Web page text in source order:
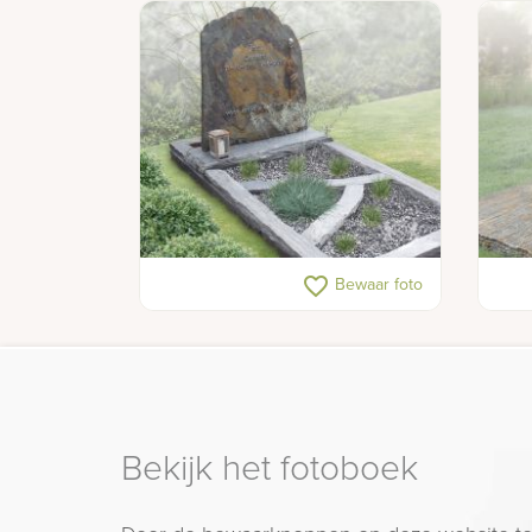
Natuurlijke grafsteen van leisteen
favorite_border Bewaar foto
Bekijk het fotoboek